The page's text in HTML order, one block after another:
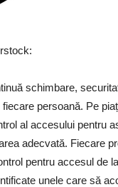
schimbare,
persoană. Pe
al accesului pentru
adecvată. Fiecare
pentru accesul de
unele care să